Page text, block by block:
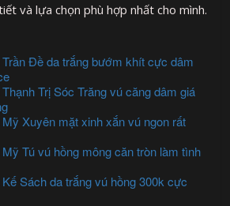
và lựa chọn phù hợp nhất cho mình.
Đề da trắng bướm khít cực dâm
Trị Sóc Trăng vú căng dâm giá
Xuyên mặt xinh xắn vú ngon rất
Tú vú hồng mông căn tròn làm tình
Sách da trắng vú hồng 300k cực